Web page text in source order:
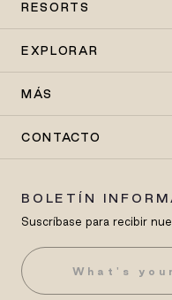
RESORTS
EXPLORAR
MÁS
CONTACTO
BOLETÍN
Suscríbase para recibir